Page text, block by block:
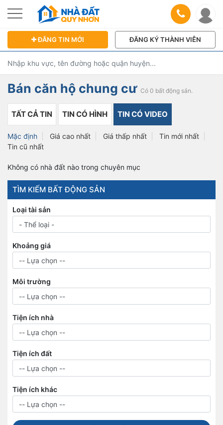
ĐĂNG TIN MỚI ĐĂNG KÝ THÀNH VIÊN
Bán căn hộ chung cư Có 0 bất động sản.
TẤT CẢ TIN TIN CÓ HÌNH TIN CÓ VIDEO
Mặc định Giá cao nhất Giá thấp nhất
Tin mới nhất
Tin cũ nhất
Không có nhà đất nào trong chuyên mục
TÌM KIẾM BẤT ĐỘNG SẢN
Loại tài sản
Khoảng giá
Môi trường
Tiện ích nhà
Tiện ích đất
Tiện ích khác